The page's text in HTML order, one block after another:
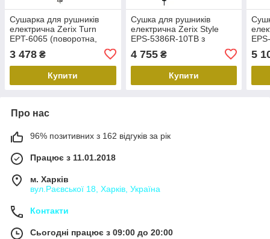
Сушарка для рушників
електрична Zerix Turn
EPT-6065 (поворотна,
3 478 ₴
Купити
Сушка для рушників
електрична Zerix Style
EPS-5386R-10TB з
4 755₴
Купити
5
Про нас
96% позитивних з 162 відгуків за рік
Працює з 11.01.2018
м. Харків
вул.Раєвської 18, Харків, Україна
Контакти
Сьогодні працює з 09:00 до 20:00